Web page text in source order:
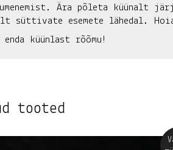
Ära põleta küünalt
süttivate esemete lähedal.
enda küünlast rõõmu!
tooted